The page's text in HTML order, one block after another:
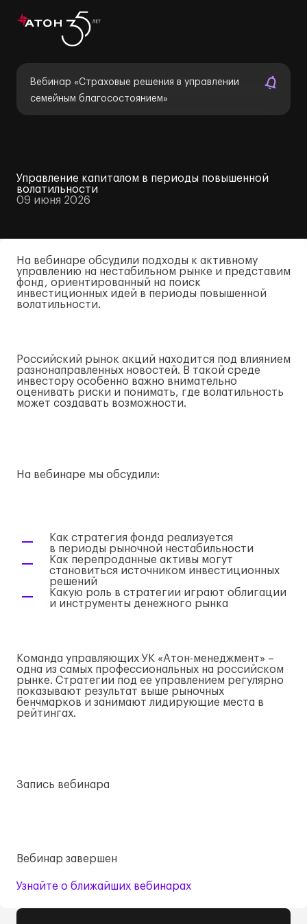
Вебинар «Страховые решения в управлении
семейным благосостоянием»
Управление капиталом в периоды повышенной
волатильности
09 июня 2026
На вебинаре обсудили подходы к активному
управлению на нестабильном рынке и представим
фонд, ориентированный на поиск
инвестиционных идей в периоды повышенной
волатильности.
Российский рынок акций находится под влиянием
разнонаправленных новостей. В такой среде
инвестору особенно важно внимательно
оценивать риски и понимать, где волатильность
может создавать возможности.
На вебинаре мы обсудили:
Как стратегия фонда реализуется
в периоды рыночной нестабильности
Как перепроданные активы могут
становиться источником инвестиционных
решений
Какую роль в стратегии играют облигации
и инструменты денежного рынка
Команда управляющих УК «Атон-менеджмент» –
одна из самых профессиональных на российском
рынке. Стратегии под ее управлением регулярно
показывают результат выше рыночных
бенчмарков и занимают лидирующие места в
рейтингах.
Запись вебинара
Вебинар завершен
Узнайте о ближайших вебинарах